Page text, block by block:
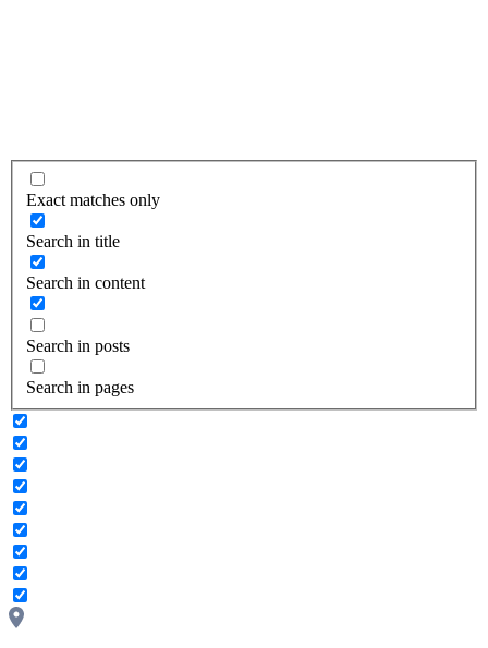
Exact matches only
Search in title
Search in content
Search in posts
Search in pages